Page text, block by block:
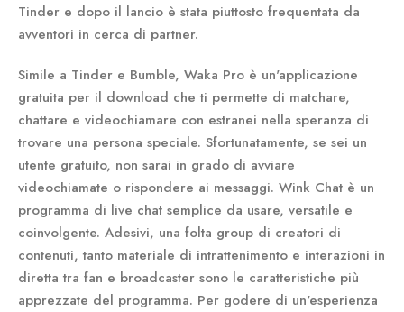
Tinder e dopo il lancio è stata piuttosto frequentata da
avventori in cerca di partner.
Simile a Tinder e Bumble, Waka Pro è un'applicazione
gratuita per il download che ti permette di matchare,
chattare e videochiamare con estranei nella speranza di
trovare una persona speciale. Sfortunatamente, se sei un
utente gratuito, non sarai in grado di avviare
videochiamate o rispondere ai messaggi. Wink Chat è un
programma di live chat semplice da usare, versatile e
coinvolgente. Adesivi, una folta group di creatori di
contenuti, tanto materiale di intrattenimento e interazioni in
diretta tra fan e broadcaster sono le caratteristiche più
apprezzate del programma. Per godere di un'esperienza